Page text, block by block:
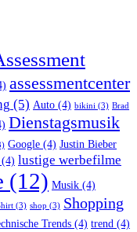
assessmentcenter
(5) Auto (4) bikini (3) Brad
Dienstagsmusik
Google (4) Justin Bieber
(4) lustige werbefilme
(12) Musik (4)
(3) shop (3) Shopping
Trends (4) trend (4)